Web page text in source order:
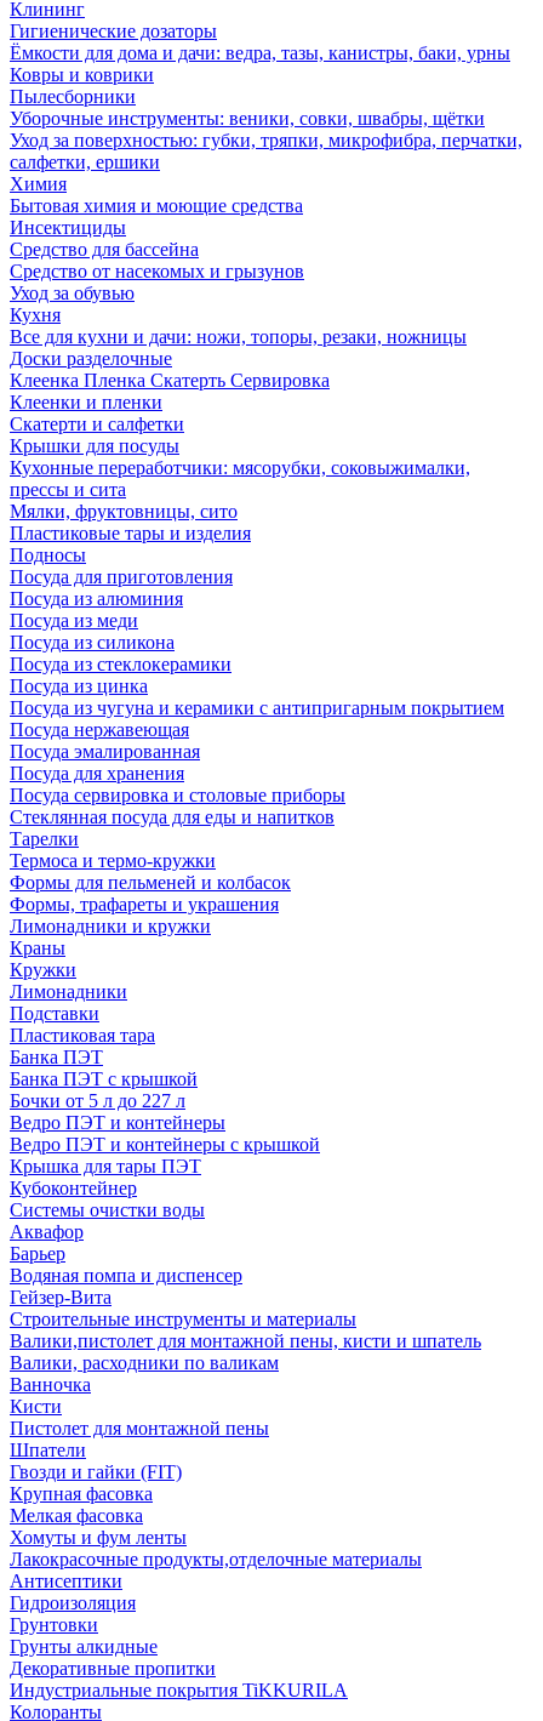
Клининг
Гигиенические дозаторы
Ёмкости для дома и дачи: ведра, тазы, канистры, баки, урны
Ковры и коврики
Пылесборники
Уборочные инструменты: веники, совки, швабры, щётки
Уход за поверхностью: губки, тряпки, микрофибра, перчатки,
салфетки, ершики
Химия
Бытовая химия и моющие средства
Инсектициды
Средство для бассейна
Средство от насекомых и грызунов
Уход за обувью
Кухня
Все для кухни и дачи: ножи, топоры, резаки, ножницы
Доски разделочные
Клеенка Пленка Скатерть Сервировка
Клеенки и пленки
Скатерти и салфетки
Крышки для посуды
Кухонные переработчики: мясорубки, соковыжималки,
прессы и сита
Мялки, фруктовницы, сито
Пластиковые тары и изделия
Подносы
Посуда для приготовления
Посуда из алюминия
Посуда из меди
Посуда из силикона
Посуда из стеклокерамики
Посуда из цинка
Посуда из чугуна и керамики с антипригарным покрытием
Посуда нержавеющая
Посуда эмалированная
Посуда для хранения
Посуда сервировка и столовые приборы
Стеклянная посуда для еды и напитков
Тарелки
Термоса и термо-кружки
Формы для пельменей и колбасок
Формы, трафареты и украшения
Лимонадники и кружки
Краны
Кружки
Лимонадники
Подставки
Пластиковая тара
Банка ПЭТ
Банка ПЭТ с крышкой
Бочки от 5 л до 227 л
Ведро ПЭТ и контейнеры
Ведро ПЭТ и контейнеры с крышкой
Крышка для тары ПЭТ
Кубоконтейнер
Системы очистки воды
Аквафор
Барьер
Водяная помпа и диспенсер
Гейзер-Вита
Строительные инструменты и материалы
Валики,пистолет для монтажной пены, кисти и шпатель
Валики, расходники по валикам
Ванночка
Кисти
Пистолет для монтажной пены
Шпатели
Гвозди и гайки (FIT)
Крупная фасовка
Мелкая фасовка
Хомуты и фум ленты
Лакокрасочные продукты,отделочные материалы
Антисептики
Гидроизоляция
Грунтовки
Грунты алкидные
Декоративные пропитки
Индустриальные покрытия TiKKURILA
Колоранты